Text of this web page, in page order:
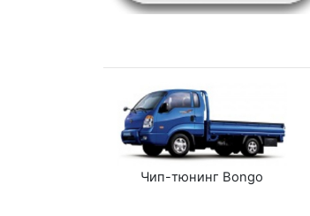
Чип-тюнинг Bongo